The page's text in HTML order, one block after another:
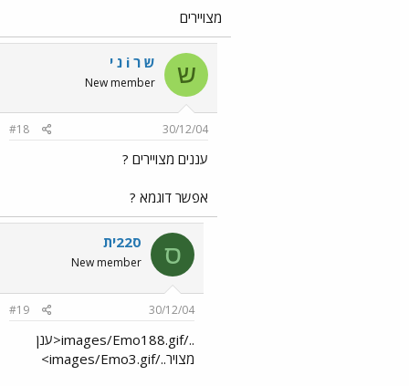
מצויירים
ש ש ר i נ י
New member
30/12/04
#18
עננים מצויירים ?
אפשר דוגמא ?
ס ס22ית
New member
30/12/04
#19
../images/Emo188.gif<ענן
מצויר../images/Emo3.gif>